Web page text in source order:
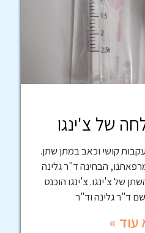
של צ'ינגו
קושי וכאב במתן שתן.
הבחינה ד"ר גלינה
של צ'ינגו. צ'ינגו הוכנס
ד"ר גלינה וד"ר
עוד »